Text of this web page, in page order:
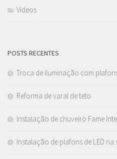
Videos
POSTS RECENTES
Troca de iluminação com
Reforma de varal de teto
Instalação de chuveiro Fame
Instalação de plafons de LED na